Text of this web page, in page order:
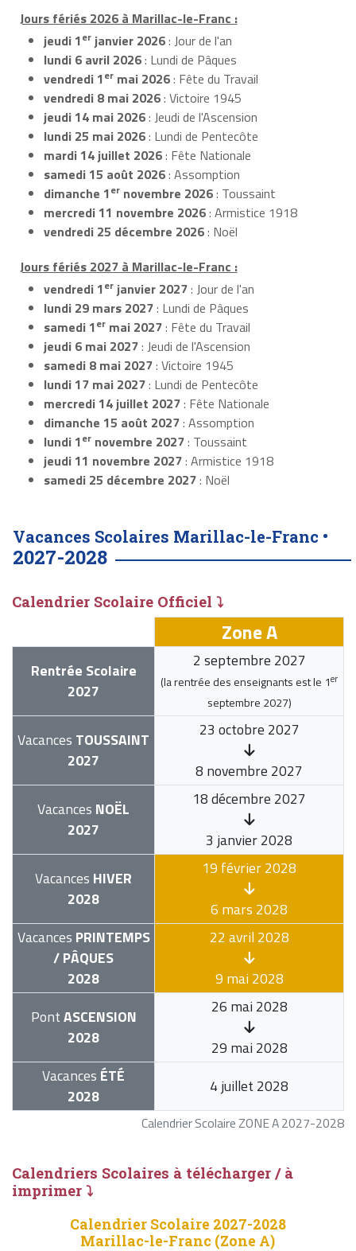
Jours fériés 2026 à Marillac-le-Franc :
jeudi 1er janvier 2026: Jour de l'an
lundi 6 avril 2026: Lundi de Pâques
vendredi 1er mai 2026: Fête du Travail
vendredi 8 mai 2026: Victoire 1945
jeudi 14 mai 2026: Jeudi de l'Ascension
lundi 25 mai 2026: Lundi de Pentecôte
mardi 14 juillet 2026: Fête Nationale
samedi 15 août 2026: Assomption
dimanche 1er novembre 2026: Toussaint
mercredi 11 novembre 2026: Armistice 1918
vendredi 25 décembre 2026: Noël
Jours fériés 2027 à Marillac-le-Franc :
vendredi 1er janvier 2027: Jour de l'an
lundi 29 mars 2027: Lundi de Pâques
samedi 1er mai 2027: Fête du Travail
jeudi 6 mai 2027: Jeudi de l'Ascension
samedi 8 mai 2027: Victoire 1945
lundi 17 mai 2027: Lundi de Pentecôte
mercredi 14 juillet 2027: Fête Nationale
dimanche 15 août 2027: Assomption
lundi 1er novembre 2027: Toussaint
jeudi 11 novembre 2027: Armistice 1918
samedi 25 décembre 2027: Noël
Vacances Scolaires Marillac-le-Franc •
2027-2028
Calendrier Scolaire Officiel ⤵
Calendrier Scolaire ZONE A 2027-2028
Zone A
Rentrée Scolaire
2027
2 septembre 2027
(la rentrée des enseignants est le 1er
septembre 2027)
Vacances TOUSSAINT
2027
23 octobre 2027
8 novembre 2027
Vacances NOËL
2027
18 décembre 2027
3 janvier 2028
Vacances HIVER
2028
19 février 2028
6 mars 2028
Vacances PRINTEMPS
/ PÂQUES
2028
22 avril 2028
9 mai 2028
PontASCENSION
2028
26 mai 2028
29 mai 2028
Vacances ÉTÉ
2028
4 juillet 2028
Calendriers Scolaires à télécharger / à
imprimer ⤵
Calendrier Scolaire 2027-2028
Marillac-le-Franc (Zone A)